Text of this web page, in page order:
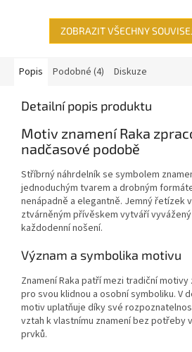
ZOBRAZIT VŠECHNY
Popis Podobné (4) Diskuze
Detailní popis produktu
Motiv znamení Raka
nadčasové podobě
Stříbrný náhrdelník se symbolem
jednoduchým tvarem a drobným
nenápadně a elegantně. Jemný řetízek
ztvárněným přívěskem vytváří
každodenní nošení.
Význam a symbolika motivu
Znamení Raka patří mezi tradiční
pro svou klidnou a osobní symboliku. V
motiv uplatňuje díky své
vztah k vlastnímu znamení bez potřeby
prvků.